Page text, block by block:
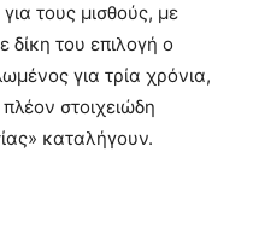
τους μισθούς, με
δίκη του επιλογή ο
για τρία χρόνια,
στοιχειώδη
καταλήγουν.